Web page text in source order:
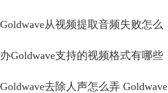
Goldwave从视频提取音频失败怎么
办Goldwave支持的视频格式有哪些
Goldwave去除人声怎么弄 Goldwave